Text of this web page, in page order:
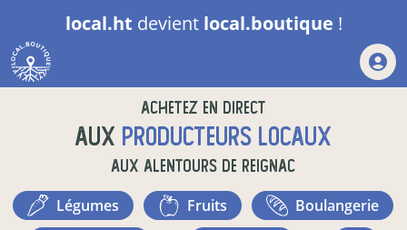
local.ht devient local.boutique !
Achetez en direct
auxproducteurs locaux
aux alentours de Reignac
légumes fruits
boulangerie